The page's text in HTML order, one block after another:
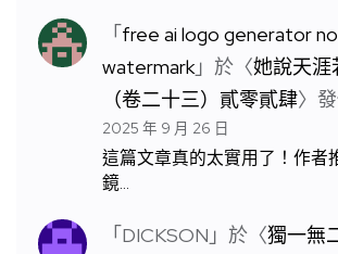
「free ai logo generator no
watermark」於〈她說天涯
（卷二十三）貳零貳肆〉
2025 年 9 月 26 日
這篇文章真的太實用了！作者
鏡…
「DICKSON 」於〈獨一無